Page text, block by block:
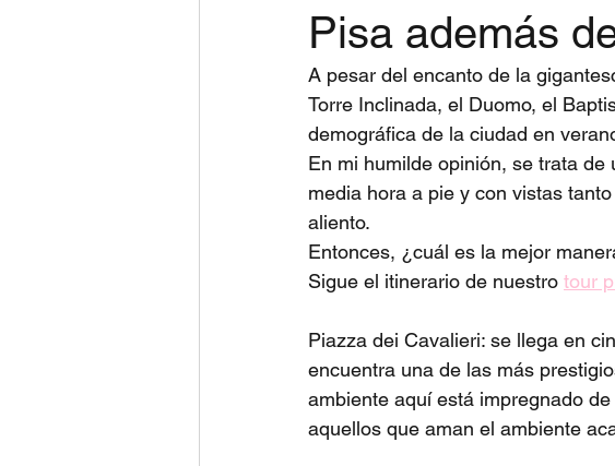
Pisa además
A pesar del encanto de la
Torre Inclinada, el Duomo, el
demográfica de la ciudad en
En mi humilde opinión, se trata
media hora a pie y con vistas
aliento.
Entonces, ¿cuál es la mejor
Sigue el itinerario de nuestro tour
Piazza dei Cavalieri: se llega en
encuentra una de las más
ambiente aquí está impregnado
aquellos que aman el ambiente